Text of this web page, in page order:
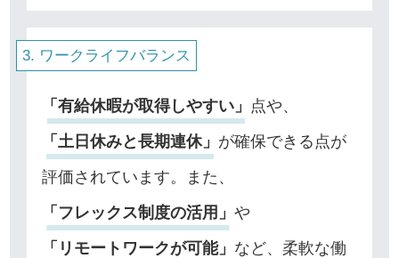
ミでご指摘の通り、現状では業務量が多い
ことは事実です。この状況を受け、社員一
人ひとりが
ワークライフバランス
「有給休暇が取得しやすい」 点や、
「土日休みと長期連休」 が確保できる点が
評価されています。また、
「フレックス制度の活用」 や
「リモートワークが可能」 など、柔軟な働